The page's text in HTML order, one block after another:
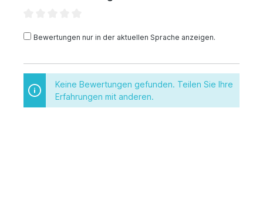
Bewertungen nur in der aktuellen Sprache anzeigen.
Keine Bewertungen gefunden. Teilen Sie Ihre
Erfahrungen mit anderen.